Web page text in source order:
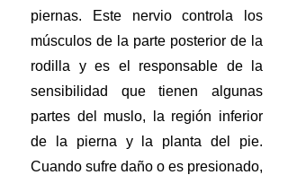
piernas. Este nervio controla los
músculos de la parte posterior de la
rodilla y es el responsable de la
sensibilidad que tienen algunas
partes del muslo, la región inferior
de la pierna y la planta del pie.
Cuando sufre daño o es presionado,